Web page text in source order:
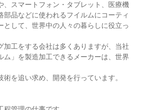
、スマートフォン・タブレット、医療機
部品などに使われるフイルムにコーティ
として、世界中の人々の暮らしに役立っ
加工をする会社は多くありますが、当社
ム」を製造加工できるメーカーは、世界
を追い求め、開発を行っています。